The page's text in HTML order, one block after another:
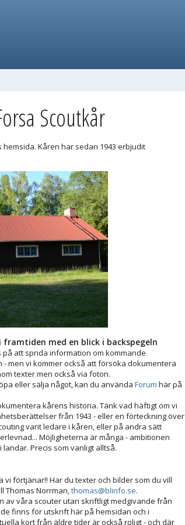
Scoutkår
Kåren har sedan 1943 erbjudit
med en blick i backspegeln
att sprida information om kommande
men vi kommer också att försöka dokumentera
texter men också via foton.
eller sälja något, kan du använda Forum här på
kårens historia. Tänk vad häftigt om vi
från 1943 - eller en förteckning över
varit ledare i kåren, eller på andra sätt
Möjligheterna är många - ambitionen
Precis som vanligt alltså.
vi förtjänar!! Har du texter och bilder som du vill
Thomas Norrman, thomas@blinfo.se.
av våra scouter utan skriftligt medgivande från
finns för utskrift här på hemsidan och i
kort från äldre tider är också roligt - och där